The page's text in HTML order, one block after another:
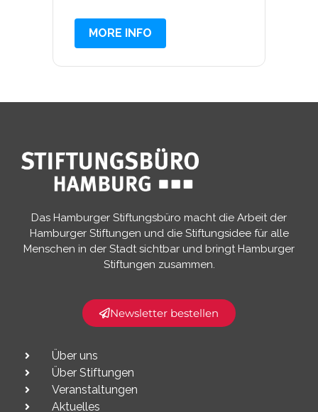
MORE INFO
Das Hamburger Stiftungsbüro macht die Arbeit der
Hamburger Stiftungen und die Stiftungsidee für alle
Menschen in der Stadt sichtbar und bringt Hamburger
Stiftungen zusammen.​
Newsletter bestellen
Über uns
Über Stiftungen
Veranstaltungen
Aktuelles